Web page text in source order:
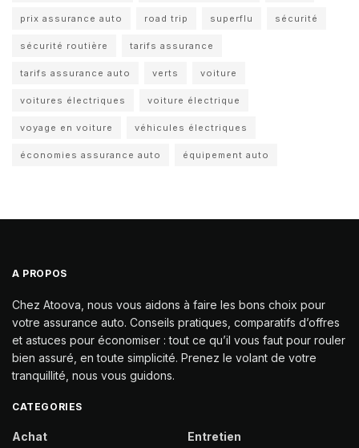
prix assurance auto road trip superflu sécurité
sécurité routière tarifs assurance
tarifs assurance auto verts voiture
voitures électriques voiture électrique
voyage en voiture véhicules électriques
économies assurance auto équipement auto
A PROPOS
Chez Atoova, nous vous aidons à faire les bons choix pour
votre assurance auto. Conseils pratiques, comparatifs d’offres
et astuces pour économiser : tout ce qu’il vous faut pour rouler
bien assuré, en toute simplicité. Prenez le volant de votre
tranquillité, nous vous guidons.
CATEGORIES
Achat
Entretien